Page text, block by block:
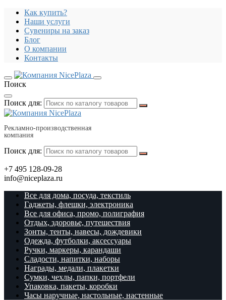
Как купить?
Наши услуги
Сувениры на заказ
Блог
О компании
Контакты
Поиск
Поиск для:
Рекламно-производственная
компания
Поиск для:
+7 495 128-09-28
info@niceplaza.ru
Все для дома, посуда, текстиль
Гаджеты, флешки, электроника
Все для офиса, промо, полиграфия
Отдых, здоровье, путешествия
Зонты, тенты, навесы, дождевики
Одежда, футболки, аксессуары
Ручки, маркеры, карандаши
Сладости, напитки, наборы
Награды, медали, плакетки
Сумки, чехлы, папки, портфели
Упаковка, пакеты, коробки
Часы наручные, настольные, настенные